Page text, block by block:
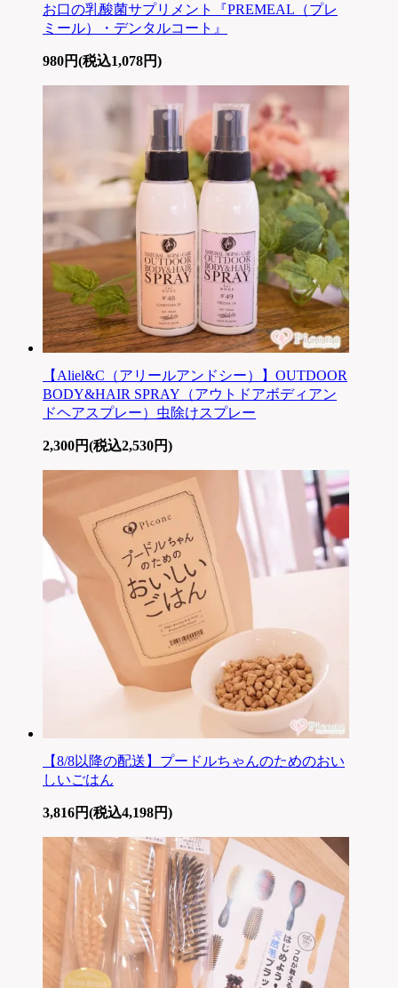
お口の乳酸菌サプリメント『PREMEAL（プレ
ミール）・デンタルコート』
980円(税込1,078円)
【Aliel&C（アリールアンドシー）】OUTDOOR
BODY&HAIR SPRAY（アウトドアボディアン
ドヘアスプレー）虫除けスプレー
2,300円(税込2,530円)
【8/8以降の配送】プードルちゃんのためのおい
しいごはん
3,816円(税込4,198円)